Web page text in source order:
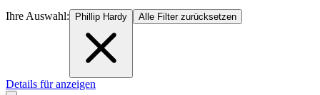
Ihre Auswahl: Phillip Hardy Alle Filter zurücksetzen
Details für anzeigen